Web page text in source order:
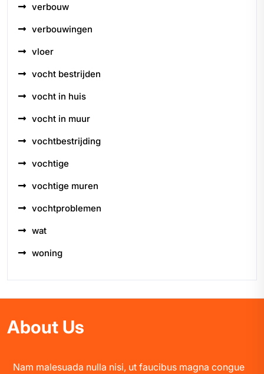
verbouw
verbouwingen
vloer
vocht bestrijden
vocht in huis
vocht in muur
vochtbestrijding
vochtige
vochtige muren
vochtproblemen
wat
woning
About Us
Nam malesuada nulla nisi, ut faucibus magna congue